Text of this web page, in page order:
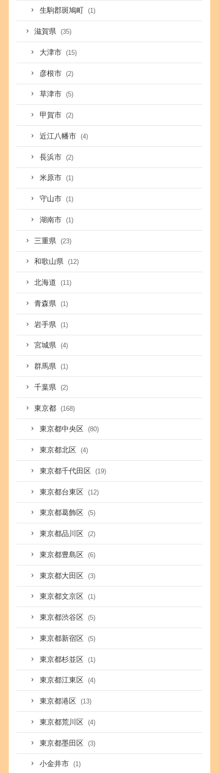
生駒郡斑鳩町 (1)
滋賀県 (35)
大津市 (15)
彦根市 (2)
草津市 (5)
甲賀市 (2)
近江八幡市 (4)
長浜市 (2)
米原市 (1)
守山市 (1)
湖南市 (1)
三重県 (23)
和歌山県 (12)
北海道 (11)
青森県 (1)
岩手県 (1)
宮城県 (4)
群馬県 (1)
千葉県 (2)
東京都 (168)
東京都中央区 (80)
東京都北区 (4)
東京都千代田区 (19)
東京都台東区 (12)
東京都葛飾区 (5)
東京都品川区 (2)
東京都豊島区 (6)
東京都大田区 (3)
東京都文京区 (1)
東京都渋谷区 (5)
東京都新宿区 (5)
東京都杉並区 (1)
東京都江東区 (4)
東京都港区 (13)
東京都荒川区 (4)
東京都墨田区 (3)
小金井市 (1)